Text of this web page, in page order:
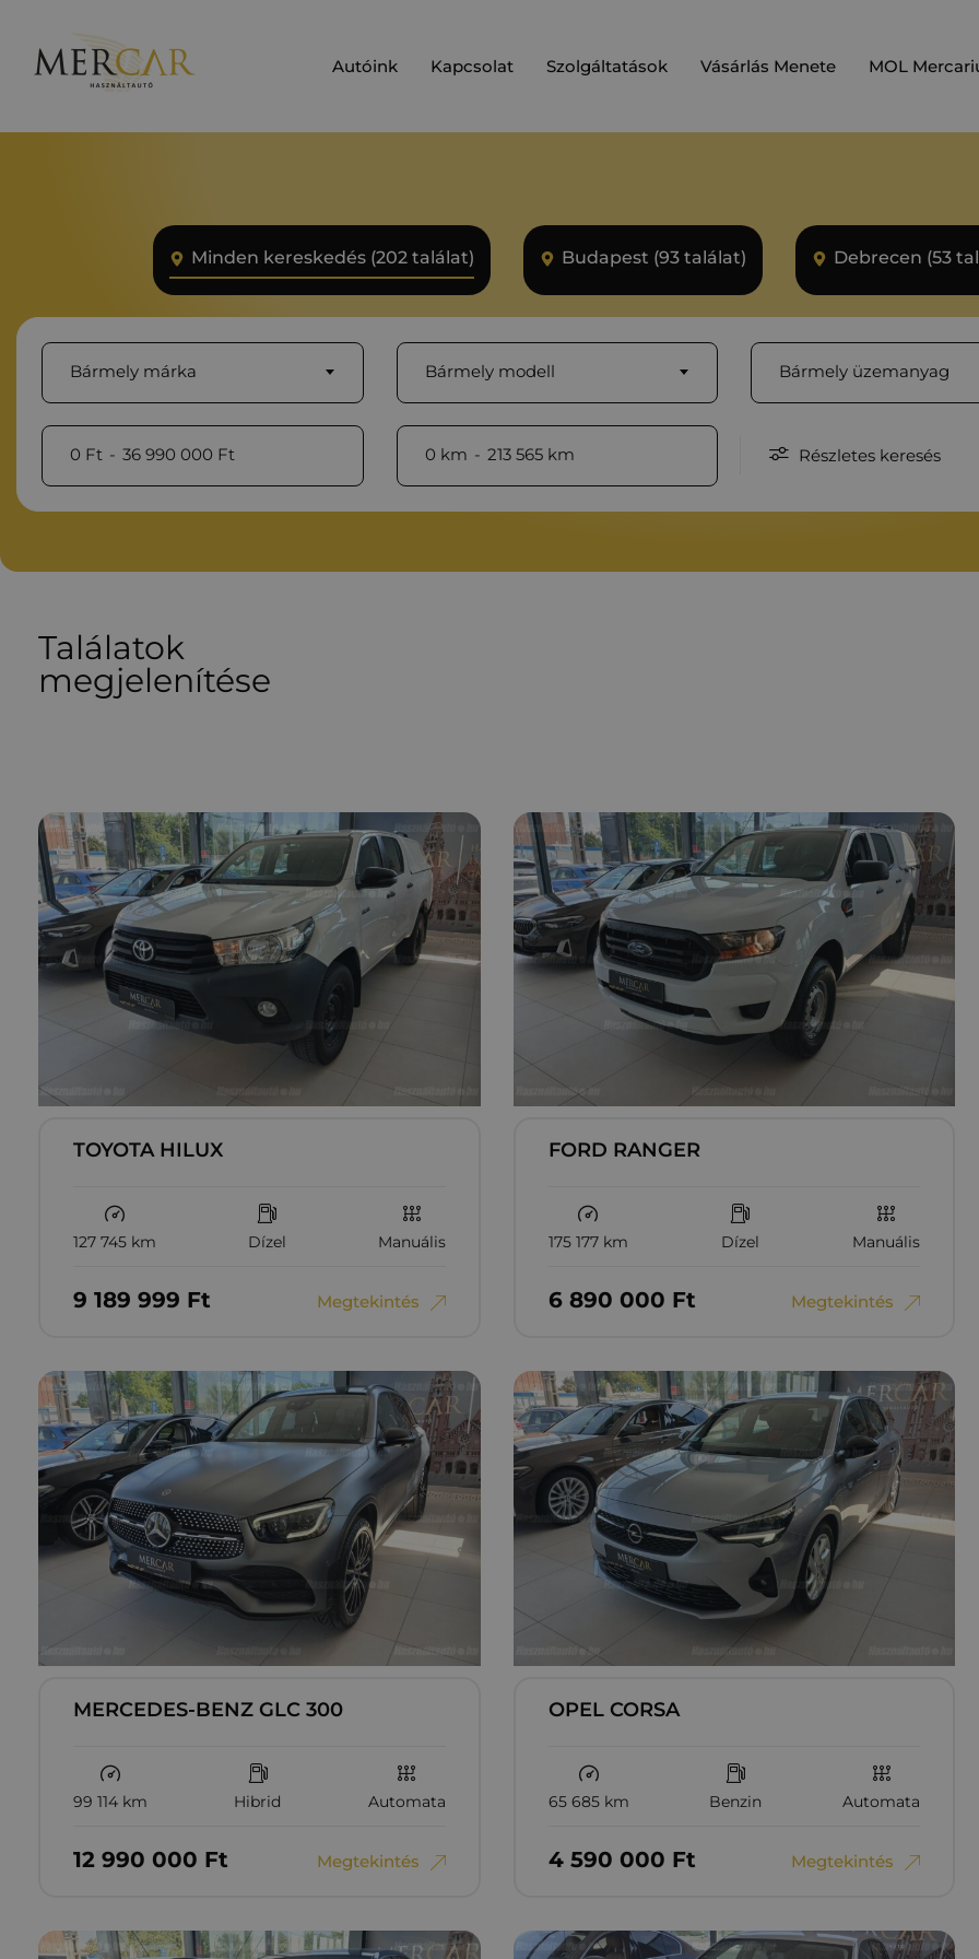
Autóink Kapcsolat Szolgáltatások Vásárlás Menete MOL
Minden kereskedés (202 találat) Budapest (93 találat) Debrecen (53
Bármely márka Bármely modell Bármely üzemanyag
0 Ft - 36 990 000 Ft 0 km - 213 565 km Részletes keresés
Találatok
megjelenítése
TOYOTA HILUX
127 745 km Dízel Manuális
9‏‏‎ ‎189‏‏‎ ‎999 Ft Megtekintés
FORD RANGER
175 177 km Dízel Manuális
6‏‏‎ ‎890‏‏‎ ‎000 Ft Megtekintés
MERCEDES-BENZ GLC 300
99 114 km Hibrid Automata
12‏‏‎ ‎990‏‏‎ ‎000 Ft Megtekintés
OPEL CORSA
65 685 km Benzin Automata
4‏‏‎ ‎590‏‏‎ ‎000 Ft Megtekintés